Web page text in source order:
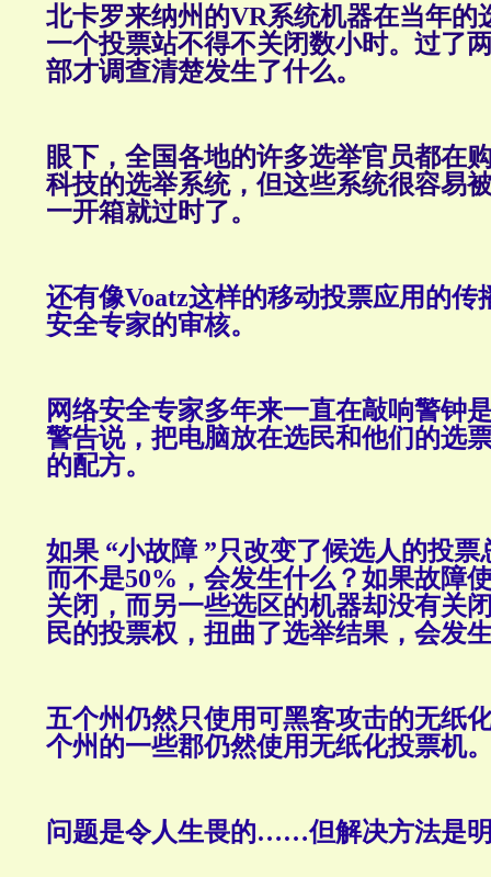
北卡罗来纳州的VR系统机器在当年的
一个投票站不得不关闭数小时。过了
部才调查清楚发生了什么。
眼下，全国各地的许多选举官员都在
科技的选举系统，但这些系统很容易
一开箱就过时了。
还有像Voatz这样的移动投票应用的传
安全专家的审核。
网络安全专家多年来一直在敲响警钟
警告说，把电脑放在选民和他们的选
的配方。
如果 “小故障 ”只改变了候选人的投
而不是50%，会发生什么？如果故障
关闭，而另一些选区的机器却没有关
民的投票权，扭曲了选举结果，会发
五个州仍然只使用可黑客攻击的无纸
个州的一些郡仍然使用无纸化投票机
问题是令人生畏的……但解决方法是